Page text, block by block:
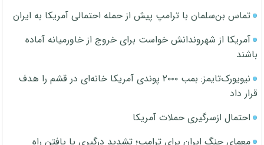
تماس بن‌سلمان با ترامپ پیش از حمله احتمالی آمریکا به ایران
آمریکا از شهروندانش خواست برای خروج از خاورمیانه آماده
باشند
نیویورک‌تایمز: بمب ۲۰۰۰ پوندی آمریکا خانه‌ای در قشم را هدف
قرار داد
احتمال ازسرگیری حملات آمریکا
معمای جنگ ایران برای ترامپ؛ تشدید درگیری یا یافتن راه